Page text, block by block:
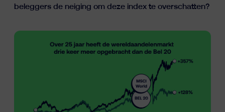
en
beleggers de neiging om deze index te overschatten?